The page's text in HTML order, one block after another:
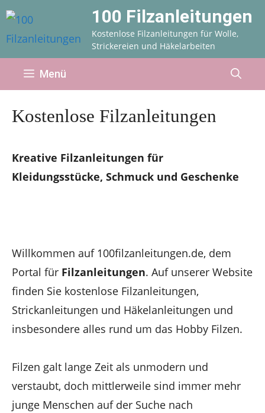
Zum
Inhalt
springen
100 Filzanleitungen
Kostenlose Filzanleitungen für Wolle,
Strickereien und Häkelarbeiten
Menü
Kostenlose Filzanleitungen
Kreative Filzanleitungen für
Kleidungsstücke, Schmuck und Geschenke
Willkommen auf 100filzanleitungen.de, dem
Portal für Filzanleitungen. Auf unserer Website
finden Sie kostenlose Filzanleitungen,
Strickanleitungen und Häkelanleitungen und
insbesondere alles rund um das Hobby Filzen.
Filzen galt lange Zeit als unmodern und
verstaubt, doch mittlerweile sind immer mehr
junge Menschen auf der Suche nach